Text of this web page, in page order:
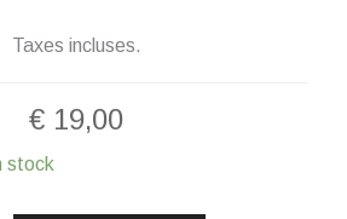
Taxes incluses.
€ 19,00
stock